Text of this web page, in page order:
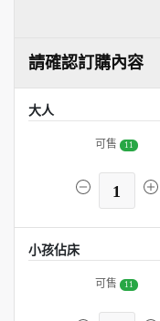
請確認訂購內容
大人
可售 11
1
小孩佔床
可售 11